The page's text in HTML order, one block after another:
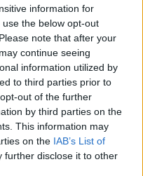
information for
the below opt-out
note that after your
continue seeing
information utilized by
to third parties prior to
out of the further
by third parties on the
This information may
on the IAB’s List of
further disclose it to other
wydarzeń
wpływa na
na
Bogiem Hanny
również